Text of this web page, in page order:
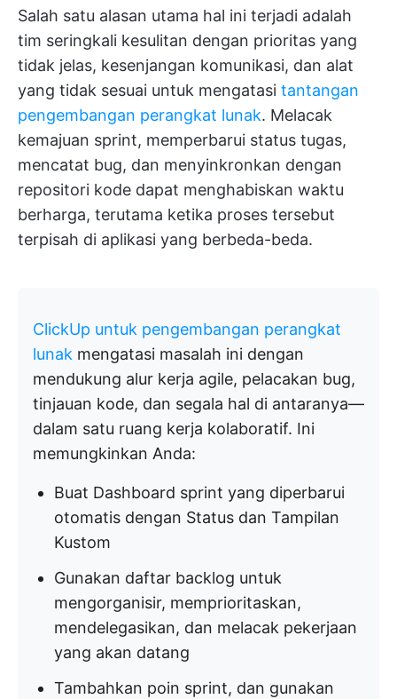
Salah satu alasan utama hal ini terjadi adalah
tim seringkali kesulitan dengan prioritas yang
tidak jelas, kesenjangan komunikasi, dan alat
yang tidak sesuai untuk mengatasi tantangan
pengembangan perangkat lunak. Melacak
kemajuan sprint, memperbarui status tugas,
mencatat bug, dan menyinkronkan dengan
repositori kode dapat menghabiskan waktu
berharga, terutama ketika proses tersebut
terpisah di aplikasi yang berbeda-beda.
ClickUp untuk pengembangan perangkat
lunak mengatasi masalah ini dengan
mendukung alur kerja agile, pelacakan bug,
tinjauan kode, dan segala hal di antaranya—
dalam satu ruang kerja kolaboratif. Ini
memungkinkan Anda:
Buat Dashboard sprint yang diperbarui
otomatis dengan Status dan Tampilan
Kustom
Gunakan daftar backlog untuk
mengorganisir, memprioritaskan,
mendelegasikan, dan melacak pekerjaan
yang akan datang
Tambahkan poin sprint, dan gunakan